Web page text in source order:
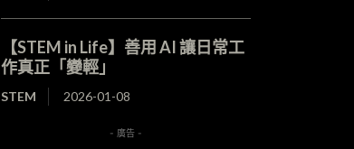
【STEM in Life】善用 AI 讓日常工
作真正「變輕」
STEM 2026-01-08
- 廣告 -